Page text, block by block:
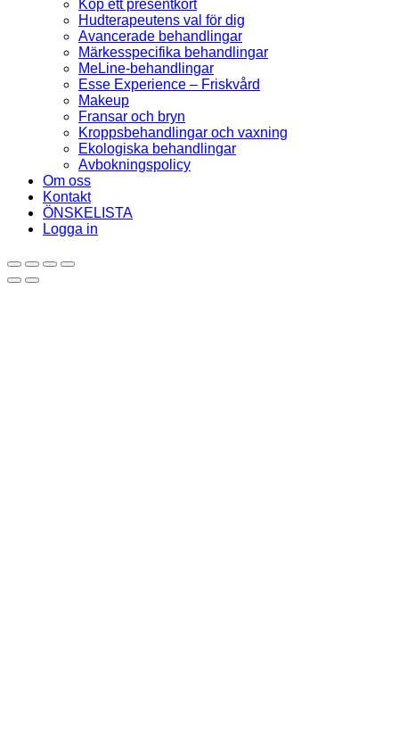
Köp ett presentkort
Hudterapeutens val för dig
Avancerade behandlingar
Märkesspecifika behandlingar
MeLine-behandlingar
Esse Experience – Friskvård
Makeup
Fransar och bryn
Kroppsbehandlingar och vaxning
Ekologiska behandlingar
Avbokningspolicy
Om oss
Kontakt
ÖNSKELISTA
Logga in